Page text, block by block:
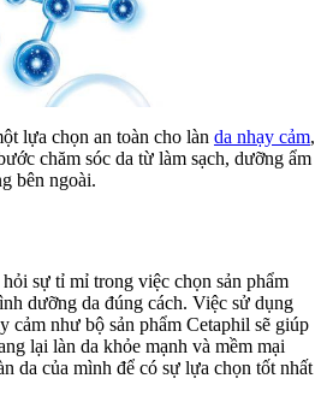
lựa chọn an toàn cho làn da nhạy cảm,
chăm sóc da từ làm sạch, dưỡng ẩm
bên ngoài.
sự tỉ mỉ trong việc chọn sản phẩm
dưỡng da đúng cách. Việc sử dụng
cảm như bộ sản phẩm Cetaphil sẽ giúp
lại làn da khỏe mạnh và mềm mại
da của mình để có sự lựa chọn tốt nhất